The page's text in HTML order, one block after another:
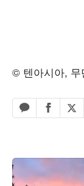
© 텐아시아, 무
카카오톡 공유
페이스엑